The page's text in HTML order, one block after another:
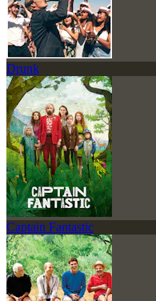
Drunk
Captain Fantastic